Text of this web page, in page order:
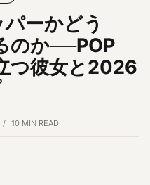
ーかどう
のか──POP
つ彼女と2026
10 MIN READ